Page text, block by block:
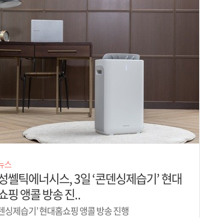
스
쎌틱에너시스, 3일 ‘콘덴싱제습기’ 현대
핑 앵콜 방송 진..
싱제습기’ 현대홈쇼핑 앵콜 방송 진행